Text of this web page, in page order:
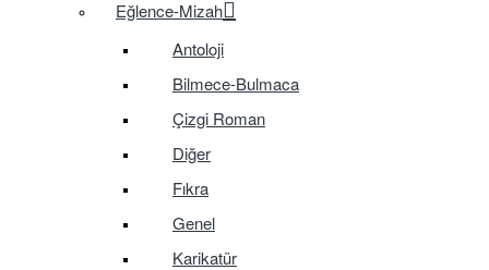
Eğlence-Mizah
Antoloji
Bilmece-Bulmaca
Çizgi Roman
Diğer
Fıkra
Genel
Karikatür